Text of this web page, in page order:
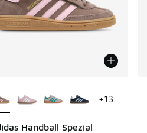
Handball Spezial
+13